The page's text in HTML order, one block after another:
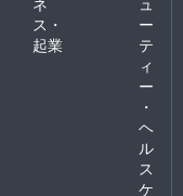
ス・
起業
ー
テ
ィ
ー
・
ヘ
ル
ス
ケ